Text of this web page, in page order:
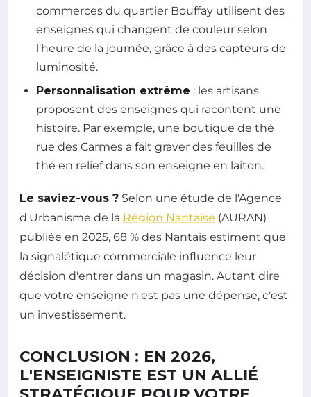
commerces du quartier Bouffay utilisent des
enseignes qui changent de couleur selon
l'heure de la journée, grâce à des capteurs de
luminosité.
Personnalisation extrême : les artisans
proposent des enseignes qui racontent une
histoire. Par exemple, une boutique de thé
rue des Carmes a fait graver des feuilles de
thé en relief dans son enseigne en laiton.
Le saviez-vous ? Selon une étude de l'Agence
d'Urbanisme de la Région Nantaise (AURAN)
publiée en 2025, 68 % des Nantais estiment que
la signalétique commerciale influence leur
décision d'entrer dans un magasin. Autant dire
que votre enseigne n'est pas une dépense, c'est
un investissement.
CONCLUSION : EN 2026,
L'ENSEIGNISTE EST UN ALLIÉ